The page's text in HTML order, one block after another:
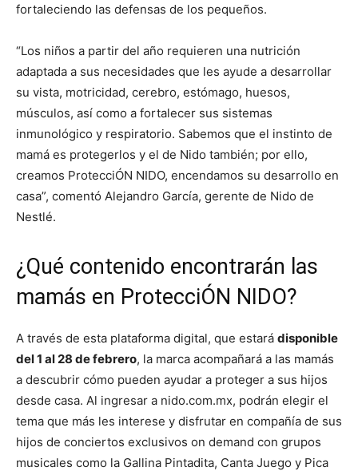
fortaleciendo las defensas de los pequeños.
“Los niños a partir del año requieren una nutrición
adaptada a sus necesidades que les ayude a desarrollar
su vista, motricidad, cerebro, estómago, huesos,
músculos, así como a fortalecer sus sistemas
inmunológico y respiratorio. Sabemos que el instinto de
mamá es protegerlos y el de Nido también; por ello,
creamos ProtecciÓN NIDO, encendamos su desarrollo en
casa”, comentó Alejandro García, gerente de Nido de
Nestlé.
¿Qué contenido encontrarán las
mamás en ProtecciÓN NIDO?
A través de esta plataforma digital, que estará disponible
del 1 al 28 de febrero, la marca acompañará a las mamás
a descubrir cómo pueden ayudar a proteger a sus hijos
desde casa. Al ingresar a nido.com.mx, podrán elegir el
tema que más les interese y disfrutar en compañía de sus
hijos de conciertos exclusivos on demand con grupos
musicales como la Gallina Pintadita, Canta Juego y Pica